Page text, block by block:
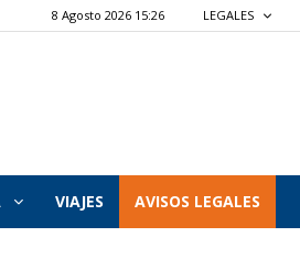
8 Agosto 2026 15:26 LEGALES
VIAJES AVISOS LEGALES